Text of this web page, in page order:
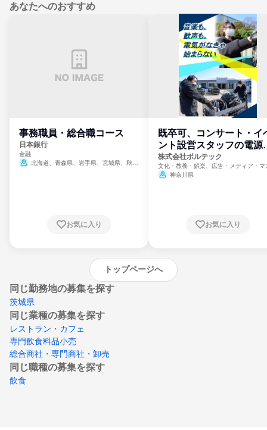
あなたへのおすすめ
事務職員・総合職コース
日本銀行
金融
北海道、青森県、岩手県、宮城県、秋田
崎県、熊本県、大分県、宮崎県、鹿児島県、
お気に入り
既卒可、コンサート・イ
ント設営スタッフの電源
門
株式会社ボルテック
文化・教養・娯楽、広告・メディア・マ
ミ、電力・ガス・水道・エネルギー
神奈川県
お気に入り
トップページへ
同じ勤務地の募集を探す
茨城県
同じ業種の募集を探す
レストラン・カフェ
専門飲食料品小売
総合商社・専門商社・卸売
同じ職種の募集を探す
飲食